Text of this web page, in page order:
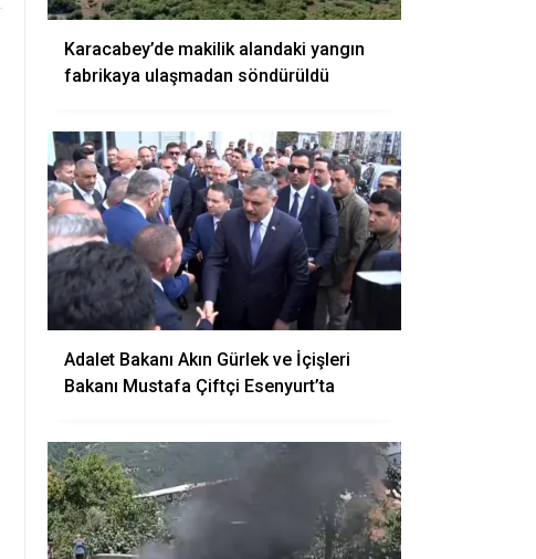
Karacabey’de makilik alandaki yangın
fabrikaya ulaşmadan söndürüldü
Adalet Bakanı Akın Gürlek ve İçişleri
Bakanı Mustafa Çiftçi Esenyurt’ta